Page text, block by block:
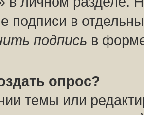
подписи в
подпись в
опрос?
темы или